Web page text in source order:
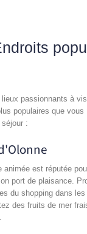
lieux passionnants à
populaires que vous
:
animée est réputée
port de plaisance.
du shopping dans les
des fruits de mer